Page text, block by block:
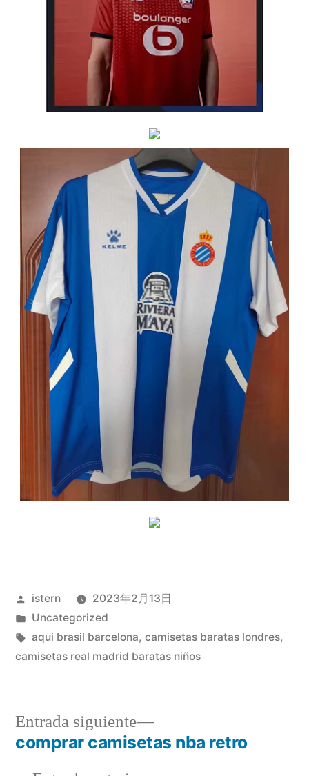
Publicado
por
istern
2023年2月13日
Publicado
en
Uncategorized
Etiquetas:
aqui brasil barcelona, camisetas baratas londres,
camisetas real madrid baratas niños
Navegación
Entrada siguiente
Entrada
siguiente:
comprar camisetas nba retro